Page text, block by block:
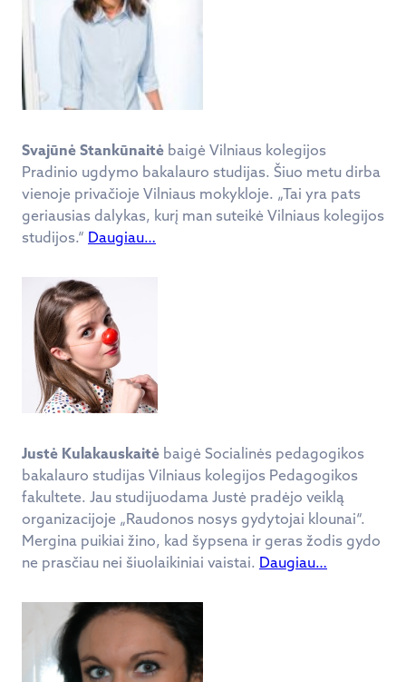
Svajūnė Stankūnaitė baigė Vilniaus kolegijos
Pradinio ugdymo bakalauro studijas. Šiuo metu dirba
vienoje privačioje Vilniaus mokykloje. „Tai yra pats
geriausias dalykas, kurį man suteikė Vilniaus kolegijos
studijos.“ Daugiau…
Justė Kulakauskaitė baigė Socialinės pedagogikos
bakalauro studijas Vilniaus kolegijos Pedagogikos
fakultete. Jau studijuodama Justė pradėjo veiklą
organizacijoje „Raudonos nosys gydytojai klounai“.
Mergina puikiai žino, kad šypsena ir geras žodis gydo
ne prasčiau nei šiuolaikiniai vaistai. Daugiau…